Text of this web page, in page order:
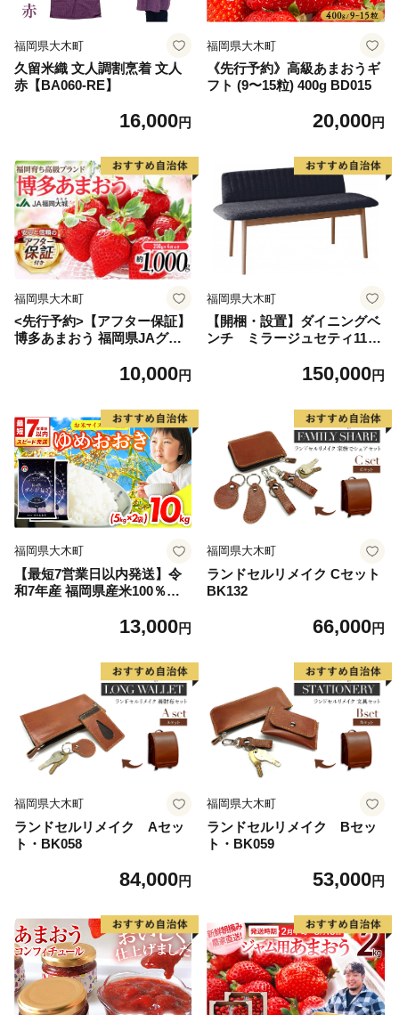
福岡県大木町
久留米織 文人調割烹着 文人
赤【BA060-RE】
16,000円
福岡県大木町
《先行予約》高級あまおうギ
フト (9〜15粒) 400g BD015
20,000円
福岡県大木町
<先行予約>【アフター保証】
博多あまおう 福岡県JAグル
ご 1000g（約250g×4パッ
10,000円
福岡県大木町
【開梱・設置】ダイニングベ
ンチ ミラージュセティ118c
ネルカブラック） AL288
150,000円
福岡県大木町
【最短7営業日以内発送】令
和7年産 福岡県産米100％使
※北海道・沖縄・離島は配送
13,000円
福岡県大木町
ランドセルリメイク Cセット
BK132
66,000円
福岡県大木町
ランドセルリメイク Aセッ
ト・BK058
84,000円
福岡県大木町
ランドセルリメイク Bセッ
ト・BK059
53,000円